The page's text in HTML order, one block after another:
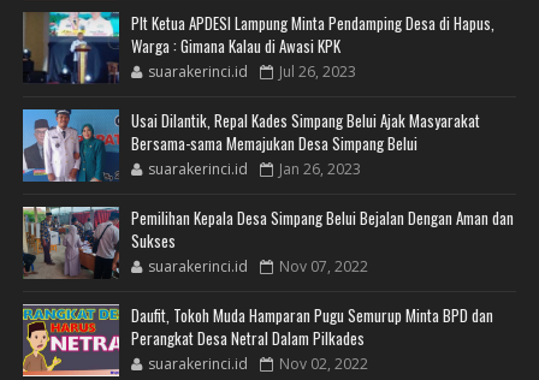
Plt Ketua APDESI Lampung Minta Pendamping Desa di Hapus,
Warga : Gimana Kalau di Awasi KPK
suarakerinci.id Jul 26, 2023
Usai Dilantik, Repal Kades Simpang Belui Ajak Masyarakat
Bersama-sama Memajukan Desa Simpang Belui
suarakerinci.id Jan 26, 2023
Pemilihan Kepala Desa Simpang Belui Bejalan Dengan Aman dan
Sukses
suarakerinci.id Nov 07, 2022
Daufit, Tokoh Muda Hamparan Pugu Semurup Minta BPD dan
Perangkat Desa Netral Dalam Pilkades
suarakerinci.id Nov 02, 2022